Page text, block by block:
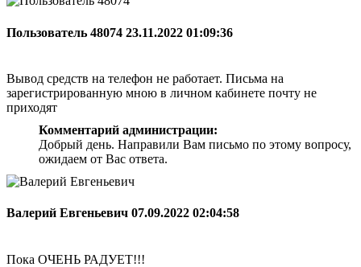
Пользователь 48074 23.11.2022 01:09:36
Вывод средств на телефон не работает. Письма на
зарегистрированную мною в личном кабинете почту не
приходят
Комментарий администрации:
Добрый день. Направили Вам письмо по этому вопросу,
ожидаем от Вас ответа.
Валерий Евгеньевич 07.09.2022 02:04:58
Пока ОЧЕНЬ РАДУЕТ!!!